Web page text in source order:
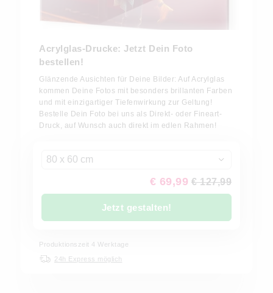
Acrylglas-Drucke: Jetzt Dein Foto
bestellen!
Glänzende Ausichten für Deine Bilder: Auf Acrylglas
kommen Deine Fotos mit besonders brillanten Farben
und mit einzigartiger Tiefenwirkung zur Geltung!
Bestelle Dein Foto bei uns als Direkt- oder Fineart-
Druck, auf Wunsch auch direkt im edlen Rahmen!
80 x 60 cm
€ 69,99 € 127,99
Jetzt gestalten!
Produktionszeit 4 Werktage
24h Express möglich